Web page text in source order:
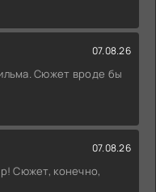
07.08.26
Сюжет вроде бы
07.08.26
Сюжет, конечно,